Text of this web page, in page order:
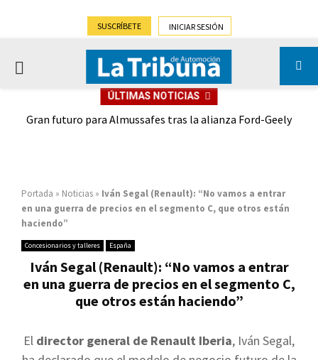
SUSCRÍBETE INICIAR SESIÓN
PRIMARY
ÚLTIMAS NOTICIAS
Gran futuro para Almussafes tras la alianza Ford-Geely
Portada » Noticias » Iván Segal (Renault): “No vamos a entrar
en una guerra de precios en el segmento C, que otros están
haciendo”
Concesionarios y talleres España
Iván Segal (Renault): “No vamos a entrar
en una guerra de precios en el segmento C,
que otros están haciendo”
El director general de Renault Iberia, Iván Segal,